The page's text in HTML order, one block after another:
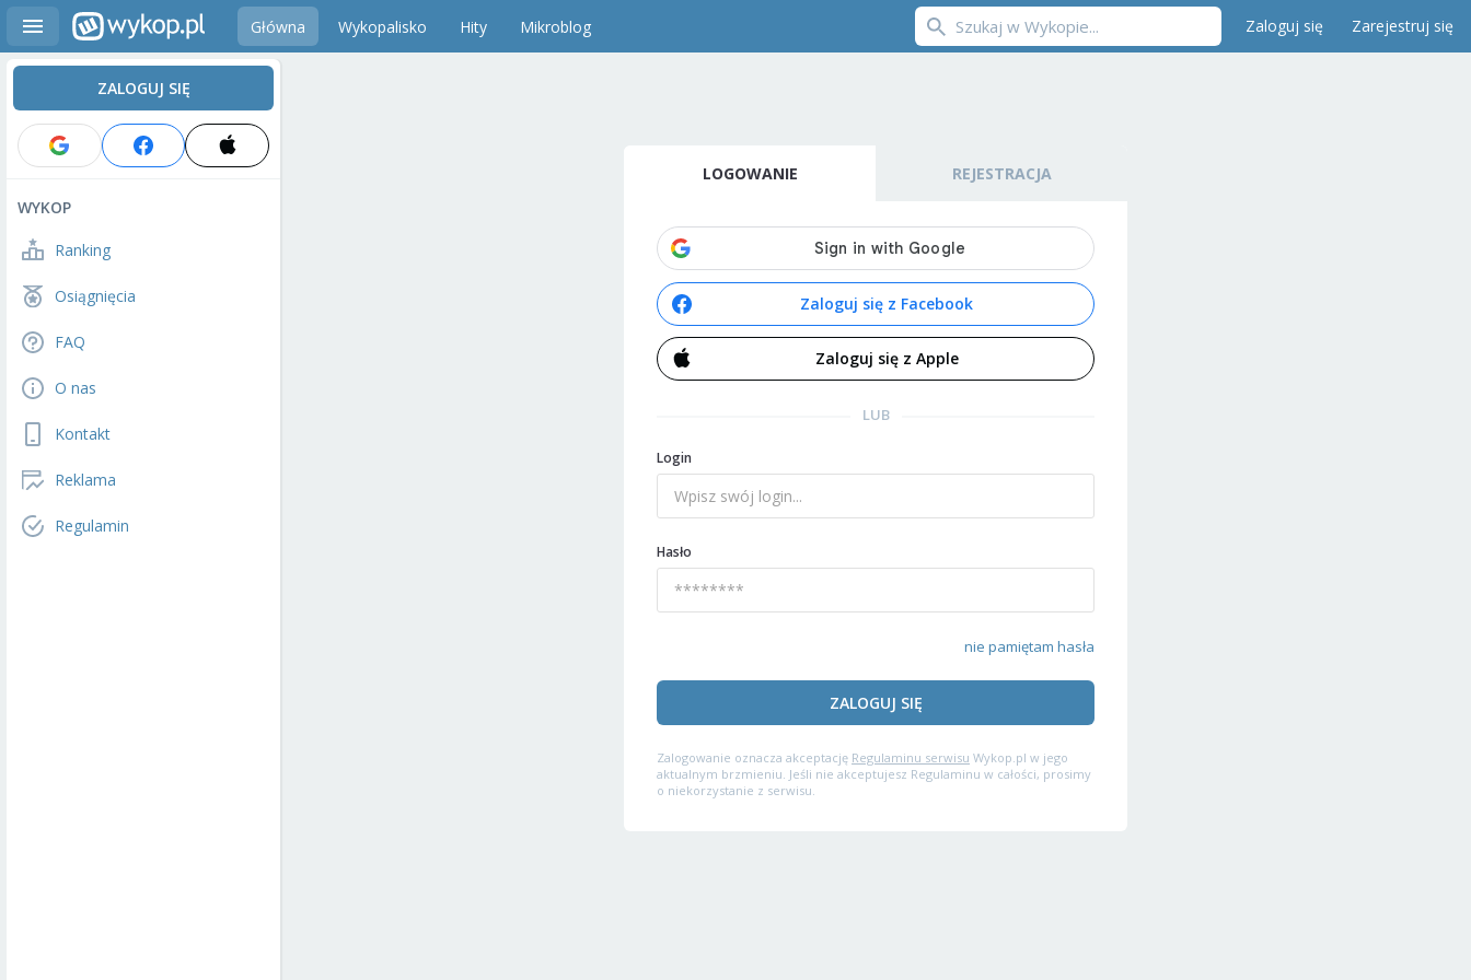
Główna Wykopalisko Hity Mikroblog Zaloguj się Zarejestruj się
ZALOGUJ SIĘ
WYKOP
Ranking
Osiągnięcia
FAQ
O nas
Kontakt
Reklama
Regulamin
LOGOWANIE REJESTRACJA
Zaloguj się z Facebook
Zaloguj się z Apple
LUB
Login
Hasło
nie pamiętam hasła
ZALOGUJ SIĘ
Zalogowanie oznacza akceptację Regulaminu serwisu Wykop.pl w jego
aktualnym brzmieniu. Jeśli nie akceptujesz Regulaminu w całości, prosimy
o niekorzystanie z serwisu.